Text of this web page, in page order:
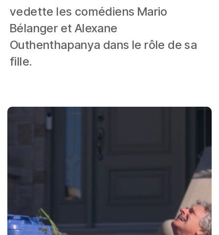
vedette les comédiens Mario
Bélanger et Alexane
Outhenthapanya dans le rôle de sa
fille.